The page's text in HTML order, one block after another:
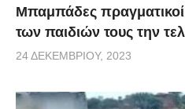
Μπαμπάδες
των παιδιών τους την
24 ΔΕΚΕΜΒΡΊΟΥ, 2023